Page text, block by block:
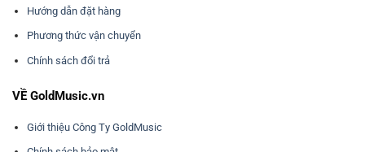
Hướng dẫn đặt hàng
Phương thức vận chuyển
Chính sách đổi trả
VỀ GoldMusic.vn
Giới thiệu Công Ty GoldMusic